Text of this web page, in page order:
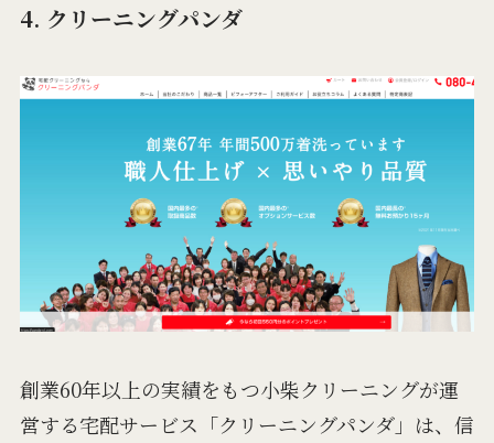
4. クリーニングパンダ
創業60年以上の実績をもつ小柴クリーニングが運
営する宅配サービス「クリーニングパンダ」は、信